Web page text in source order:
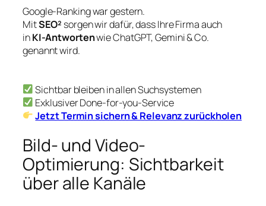
Google-Ranking war gestern.
MitSEO² sorgen wir dafür, dass Ihre Firma auch
inKI-Antwortenwie ChatGPT, Gemini & Co.
genannt wird.
Sichtbar bleiben in allen Suchsystemen
Exklusiver Done-for-you-Service
Jetzt Termin sichern & Relevanz zurückholen
Bild- und Video-
Optimierung: Sichtbarkeit
über alle Kanäle